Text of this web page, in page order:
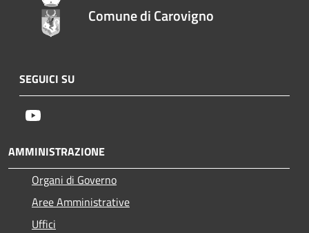
Comune di Carovigno
SEGUICI SU
AMMINISTRAZIONE
Organi di Governo
Aree Amministrative
Uffici